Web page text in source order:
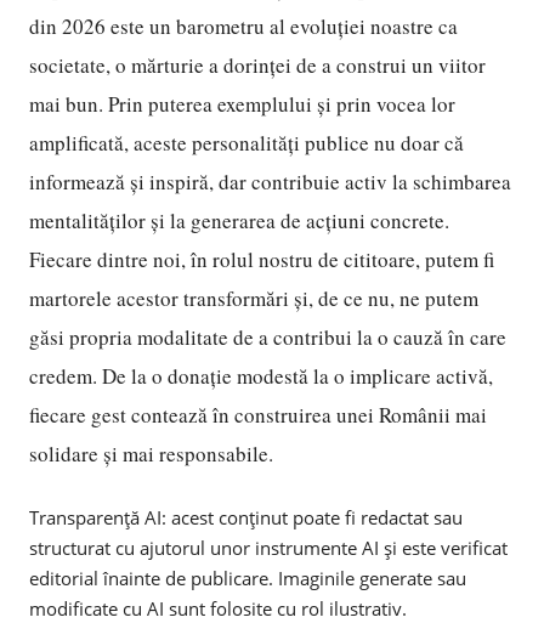
din 2026 este un barometru al evoluției noastre ca
societate, o mărturie a dorinței de a construi un viitor
mai bun. Prin puterea exemplului și prin vocea lor
amplificată, aceste personalități publice nu doar că
informează și inspiră, dar contribuie activ la schimbarea
mentalităților și la generarea de acțiuni concrete.
Fiecare dintre noi, în rolul nostru de cititoare, putem fi
martorele acestor transformări și, de ce nu, ne putem
găsi propria modalitate de a contribui la o cauză în care
credem. De la o donație modestă la o implicare activă,
fiecare gest contează în construirea unei Românii mai
solidare și mai responsabile.
Transparență AI: acest conținut poate fi redactat sau
structurat cu ajutorul unor instrumente AI și este verificat
editorial înainte de publicare. Imaginile generate sau
modificate cu AI sunt folosite cu rol ilustrativ.